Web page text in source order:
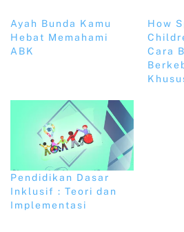
Ayah Bunda Kamu
Hebat Memahami
ABK
How
Cara
Pendidikan Dasar
Inklusif : Teori dan
Implementasi